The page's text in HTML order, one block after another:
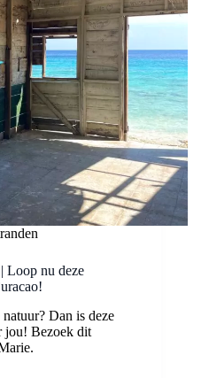
Loop nu deze
Dan is deze
jou! Bezoek dit